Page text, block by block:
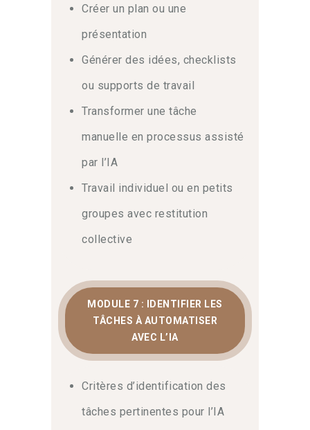
Créer un plan ou une
présentation
Générer des idées, checklists
ou supports de travail
Transformer une tâche
manuelle en processus assisté
par l’IA
Travail individuel ou en petits
groupes avec restitution
collective
MODULE 7 : IDENTIFIER LES
TÂCHES À AUTOMATISER
AVEC L’IA
Critères d’identification des
tâches pertinentes pour l’IA